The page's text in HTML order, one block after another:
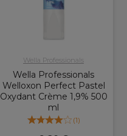
Wella Professionals
Wella Professionals
Welloxon Perfect Pastel
Oxydant Crème 1,9% 500
ml
(1)